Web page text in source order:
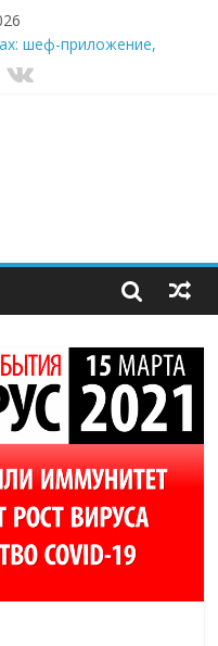
шеф-приложение,
полётах дронов и
кокосовая вода с
главным трендом